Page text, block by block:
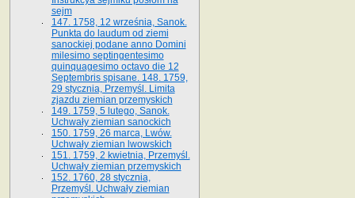
sejm
147. 1758, 12 września, Sanok.
Punkta do laudum od ziemi
sanockiej podane anno Domini
milesimo septingentesimo
quinquagesimo octavo die 12
Septembris spisane. 148. 1759,
29 stycznia, Przemyśl. Limita
zjazdu ziemian przemyskich
149. 1759, 5 lutego, Sanok.
Uchwały ziemian sanockich
150. 1759, 26 marca, Lwów.
Uchwały ziemian lwowskich
151. 1759, 2 kwietnia, Przemyśl.
Uchwały ziemian przemyskich
152. 1760, 28 stycznia,
Przemyśl. Uchwały ziemian